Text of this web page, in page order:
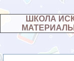
ШКОЛА
МАТЕРИАЛЫ